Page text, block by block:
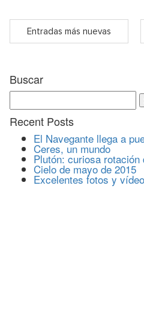
Entradas más nuevas
Buscar
Search
for:
Recent Posts
El Navegante llega a
Ceres, un mundo
Plutón: curiosa
Cielo de mayo de 2015
Excelentes fotos y